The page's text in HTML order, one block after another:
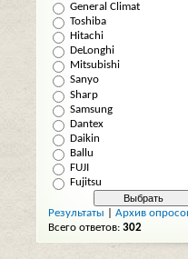
General Climat
Toshiba
Hitachi
DeLonghi
Mitsubishi
Sanyo
Sharp
Samsung
Dantex
Daikin
Ballu
FUJI
Fujitsu
Результаты
Архив
Всего ответов: 302